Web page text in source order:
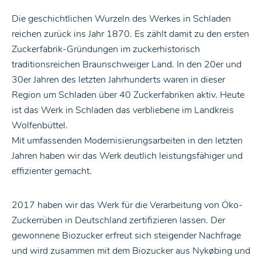
Die geschichtlichen Wurzeln des Werkes in Schladen
reichen zurück ins Jahr 1870. Es zählt damit zu den ersten
Zuckerfabrik-Gründungen im zuckerhistorisch
traditionsreichen Braunschweiger Land. In den 20er und
30er Jahren des letzten Jahrhunderts waren in dieser
Region um Schladen über 40 Zuckerfabriken aktiv. Heute
ist das Werk in Schladen das verbliebene im Landkreis
Wolfenbüttel.
Mit umfassenden Modernisierungsarbeiten in den letzten
Jahren haben wir das Werk deutlich leistungsfähiger und
effizienter gemacht.
2017 haben wir das Werk für die Verarbeitung von Öko-
Zuckerrüben in Deutschland zertifizieren lassen. Der
gewonnene Biozucker erfreut sich steigender Nachfrage
und wird zusammen mit dem Biozucker aus Nykøbing und